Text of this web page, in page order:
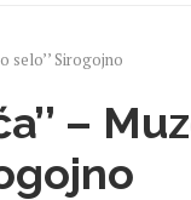
selo’’ Sirogojno
–